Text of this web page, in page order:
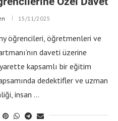
15/11/2025
öğrencileri, öğretmenleri ve
daveti üzerine
kapsamlı bir eğitim
dedektifler ve uzman
insan …